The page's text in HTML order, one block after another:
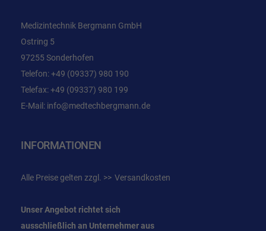
Medizintechnik Bergmann GmbH
Ostring 5
97255 Sonderhofen
Telefon:+49 (09337) 980 190
Telefax: +49 (09337) 980 199
E-Mail: info@medtechbergmann.de
INFORMATIONEN
Alle Preise gelten zzgl. Versandkosten
Unser Angebot richtet sich
ausschließlich an Unternehmeraus